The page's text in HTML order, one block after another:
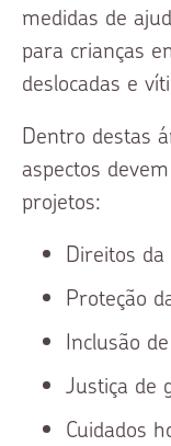
medidas de
para crianças
deslocadas e
Dentro destas
aspectos
projetos:
Direitos da
Proteção
Inclusão
Justiça de
Cuidados